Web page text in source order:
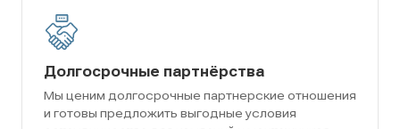
Долгосрочные партнёрства
Мы ценим долгосрочные партнерские отношения
и готовы предложить выгодные условия